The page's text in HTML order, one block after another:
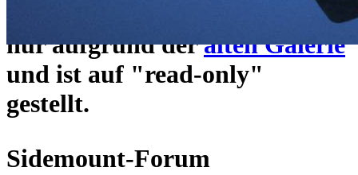
Das alte Forum hier existiert
nur aufgrund deralten Galerie
und ist auf "read-only"
gestellt.
Sidemount-Forum